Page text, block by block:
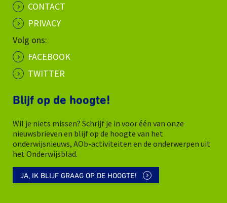
CONTACT
PRIVACY
Volg ons:
FACEBOOK
TWITTER
Blijf op de hoogte!
Wil je niets missen? Schrijf je in voor één van onze
nieuwsbrieven en blijf op de hoogte van het
onderwijsnieuws, AOb-activiteiten en de onderwerpen uit
het Onderwijsblad.
JA, IK BLIJF GRAAG OP DE HOOGTE!